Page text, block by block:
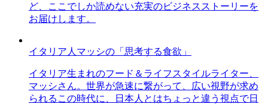
ど、ここでしか読めない充実のビジネスストーリーを
お届けします。
イタリア人マッシの「思考する食欲」
イタリア生まれのフード＆ライフスタイルライター、
マッシさん。世界が急速に繋がって、広い視野が求め
られるこの時代に、日本人とはちょっと違う視点で日